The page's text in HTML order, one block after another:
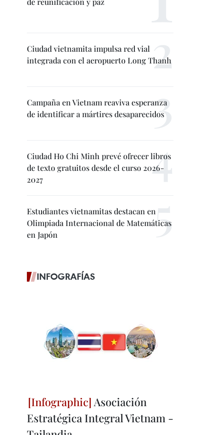
Ciudad vietnamita impulsa red vial
integrada con el aeropuerto Long Thanh
Campaña en Vietnam reaviva esperanza
de identificar a mártires desaparecidos
Ciudad Ho Chi Minh prevé ofrecer libros
de texto gratuitos desde el curso 2026-
2027
Estudiantes vietnamitas destacan en
Olimpiada Internacional de Matemáticas
en Japón
INFOGRAFÍAS
Asociación
Estratégica Integral Vietnam -